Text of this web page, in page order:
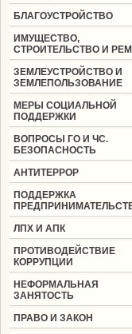
БЛАГОУСТРОЙСТВО
ИМУЩЕСТВО,
СТРОИТЕЛЬСТВО И
ЗЕМЛЕУСТРОЙСТВО И
ЗЕМЛЕПОЛЬЗОВАНИЕ
МЕРЫ СОЦИАЛЬНОЙ
ПОДДЕРЖКИ
ВОПРОСЫ ГО И ЧС.
БЕЗОПАСНОСТЬ
АНТИТЕРРОР
ПОДДЕРЖКА
ЛПХ И АПК
ПРОТИВОДЕЙСТВИЕ
КОРРУПЦИИ
НЕФОРМАЛЬНАЯ
ЗАНЯТОСТЬ
ПРАВО И ЗАКОН